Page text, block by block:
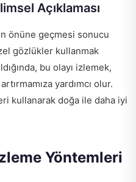
Açıklaması
önüne geçmesi sonucu
gözlükler kullanmak
bu olayı izlemek,
yardımcı olur.
kullanarak doğa ile daha iyi
Yöntemleri